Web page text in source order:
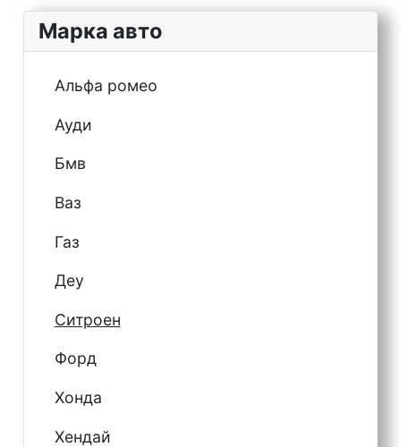
Марка авто
Альфа ромео
Ауди
Бмв
Ваз
Газ
Деу
Ситроен
Форд
Хонда
Хендай